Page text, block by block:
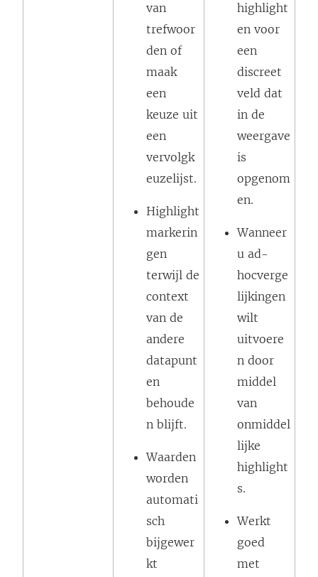
van
trefwoor
den of
maak
een
keuze uit
een
vervolgk
euzelijst.
Highlight
markerin
gen
terwijl de
context
van de
andere
datapunt
en
behoude
n blijft.
Waarden
worden
automati
sch
bijgewer
kt
highlight
en voor
een
discreet
veld dat
in de
weergave
is
opgenom
en.
Wanneer
u ad-
hocverge
lijkingen
wilt
uitvoere
n door
middel
van
onmiddel
lijke
highlight
s.
Werkt
goed
met